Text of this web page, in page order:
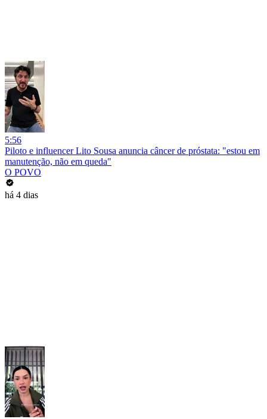
5:56
Piloto e influencer Lito Sousa anuncia câncer de próstata: "estou em
manutenção, não em queda"
O POVO
há 4 dias